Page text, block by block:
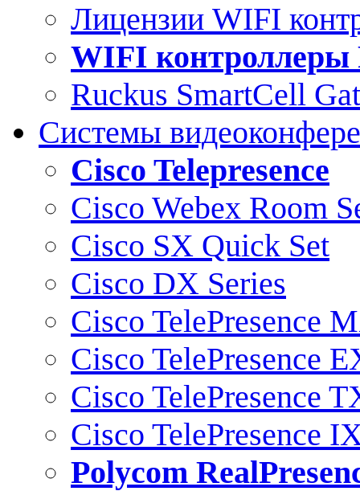
Лицензии WIFI
WIFI контроллеры
Ruckus SmartCell
Системы
Cisco Telepresence
Cisco Webex Room
Cisco SX Quick Set
Cisco DX Series
Cisco TelePresence
Cisco TelePresence
Cisco TelePresence
Cisco TelePresence
Polycom